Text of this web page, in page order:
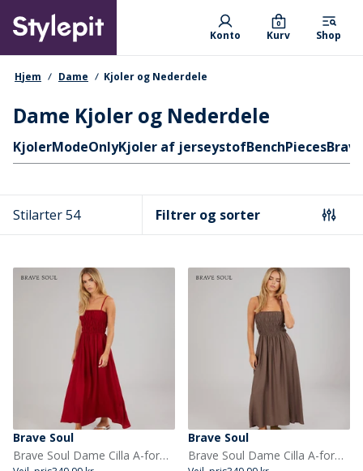
main
content
Primary departments
Konto Kurv
0
Shop
navigationssti
Hjem Dame Kjoler og Nederdele
Dame Kjoler og Nederdele
Hurtige links
KjolerModeOnlyKjoler af jerseystofBenchPieces
Stilarter 54 Filtrer og sorter
Brave Soul
Brave Soul Dame Cilla A-formet Midi Kjole Rød
Brave Soul
Brave Soul Dame Cilla A-formet Midi Kjole Dark Taupe